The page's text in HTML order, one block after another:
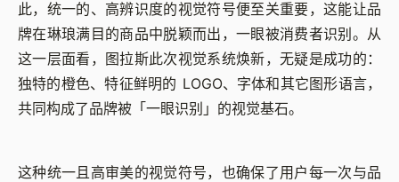
此，统一的、高辨识度的视觉符号便至关重要，这能让品
牌在琳琅满目的商品中脱颖而出，一眼被消费者识别。从
这一层面看，图拉斯此次视觉系统焕新，无疑是成功的：
独特的橙色、特征鲜明的 LOGO、字体和其它图形语言，
共同构成了品牌被「一眼识别」的视觉基石。
这种统一且高审美的视觉符号，也确保了用户每一次与品